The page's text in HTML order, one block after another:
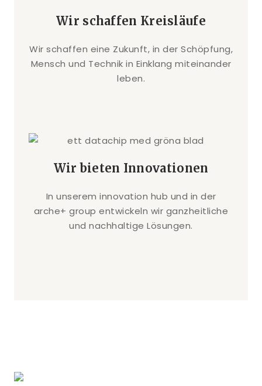
Wir schaffen Kreisläufe
Wir schaffen eine Zukunft, in der Schöpfung,
Mensch und Technik in Einklang miteinander
leben.
Wir bieten Innovationen
In unserem innovation hub und in der
arche+ group entwickeln wir ganzheitliche
und nachhaltige Lösungen.